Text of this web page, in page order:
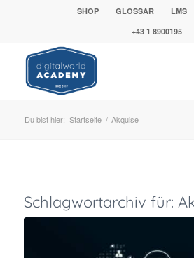
SHOP GLOSSAR LMS
+43 1 8900195
Du bist hier: Startseite / Akquise
Schlagwortarchiv für: